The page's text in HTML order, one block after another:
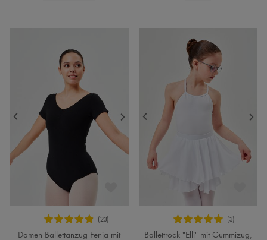
Damen Ballettanzug Fenja mit Ballettrock "Elli" mit Gummizug,